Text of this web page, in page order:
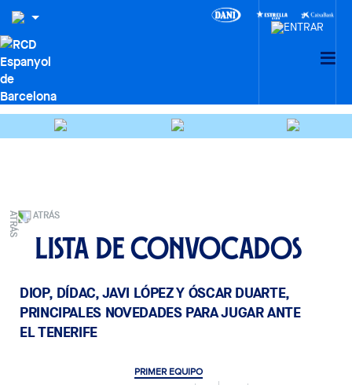
ATRÁS
Lista de convocados
DIOP, DÍDAC, JAVI LÓPEZ Y ÓSCAR DUARTE,
PRINCIPALES NOVEDADES PARA JUGAR ANTE
EL TENERIFE
PRIMER EQUIPO